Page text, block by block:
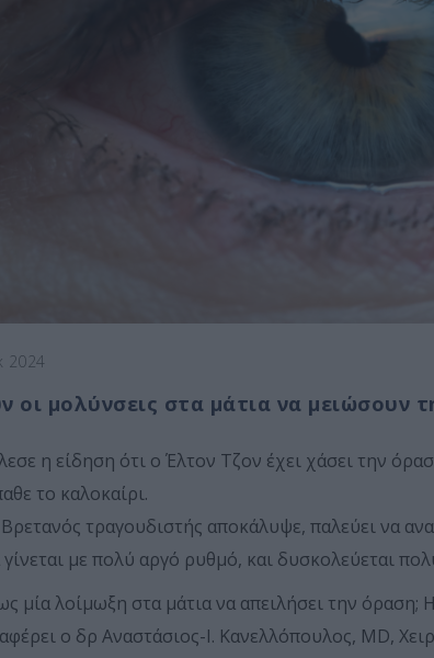
2024
οι μολύνσεις στα μάτια να μειώσουν
η είδηση ότι ο Έλτον Τζον έχει χάσει την
το καλοκαίρι.
τραγουδιστής αποκάλυψε, παλεύει να
με πολύ αργό ρυθμό, και δυσκολεύεται
μία λοίμωξη στα μάτια να απειλήσει την όραση;
ο δρ Αναστάσιος-Ι. Κανελλόπουλος, MD,